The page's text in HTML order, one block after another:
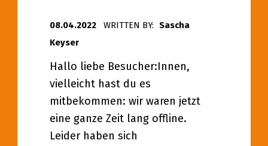
08.04.2022 WRITTEN BY: Sascha
Keyser
Hallo liebe Besucher:Innen,
vielleicht hast du es
mitbekommen: wir waren jetzt
eine ganze Zeit lang offline.
Leider haben sich